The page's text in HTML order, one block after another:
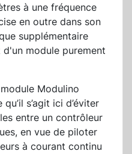
à une fréquence
en outre dans son
supplémentaire
module purement
Modulino
s’agit ici d’éviter
entre un contrôleur
en vue de piloter
à courant continu